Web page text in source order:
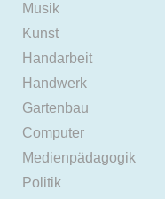
Musik
Kunst
Handarbeit
Handwerk
Gartenbau
Computer
Medienpädagogik
Politik